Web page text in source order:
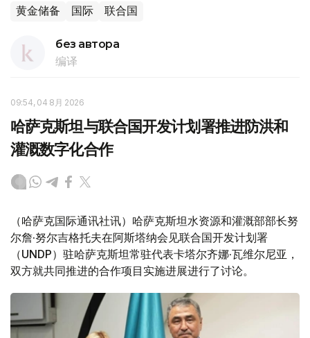
黄金储备 国际 联合国
без автора
编译
09:54, 04 8月 2026
哈萨克斯坦与联合国开发计划署推进防洪和
灌溉数字化合作
（哈萨克国际通讯社讯）哈萨克斯坦水资源和灌溉部部长努
尔詹·努尔吉格托夫在阿斯塔纳会见联合国开发计划署
（UNDP）驻哈萨克斯坦常驻代表卡塔尔齐娜·瓦维尔尼亚，
双方就共同推进的合作项目实施进展进行了讨论。